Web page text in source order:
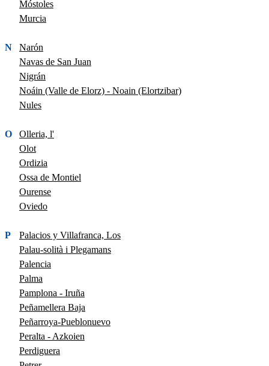
Móstoles
Murcia
N
Narón
Navas de San Juan
Nigrán
Noáin (Valle de Elorz) - Noain (Elortzibar)
Nules
O
Olleria, l'
Olot
Ordizia
Ossa de Montiel
Ourense
Oviedo
P
Palacios y Villafranca, Los
Palau-solità i Plegamans
Palencia
Palma
Pamplona - Iruña
Peñamellera Baja
Peñarroya-Pueblonuevo
Peralta - Azkoien
Perdiguera